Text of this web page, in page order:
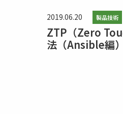
2019.06.20 製品技術
ZTP（Zero
法（Ansible編）